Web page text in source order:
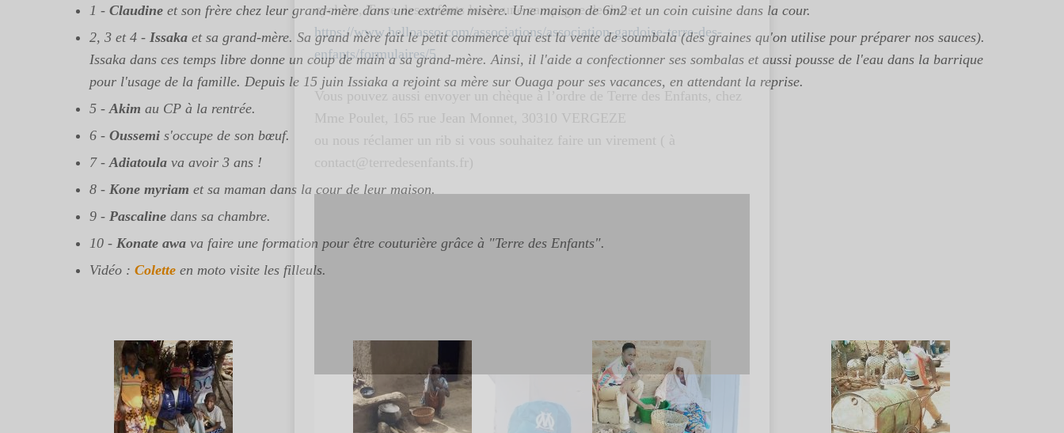
1 - Claudine et son frère chez leur grand-mère dans une extrême misère. Une maison de 6m2 et un coin cuisine dans la cour.
2, 3 et 4 - Issaka et sa grand-mère. Sa grand mère fait le petit commerce qui est la vente de soumbala (des graines qu'on utilise pour préparer nos sauces).
Issaka dans ces temps libre donne un coup de main a sa grand-mère. Ainsi, il l'aide a confectionner ses sombalas et aussi pousse de l'eau dans la barrique
pour l'usage de la famille. Depuis le 15 juin Issiaka a rejoint sa mère sur Ouaga pour ses vacances, en attendant la reprise.
5 - Akim au CP à la rentrée.
6 - Oussemi s'occupe de son bœuf.
7 - Adiatoula va avoir 3 ans !
8 - Kone myriam et sa maman dans la cour de leur maison.
9 - Pascaline dans sa chambre.
10 - Konate awa va faire une formation pour être couturière grâce à "Terre des Enfants".
Vidéo : Colette en moto visite les filleuls.
cyclone, Terre des enfants lance une campagne de dons:
https://www.helloasso.com/associations/association-gardoise-terre-des-
enfants/formulaires/5
Vous pouvez aussi envoyer un chèque à l’ordre de Terre des Enfants, chez
Mme Poulet, 165 rue Jean Monnet, 30310 VERGEZE
ou nous réclamer un rib si vous souhaitez faire un virement ( à
contact@terredesenfants.fr)